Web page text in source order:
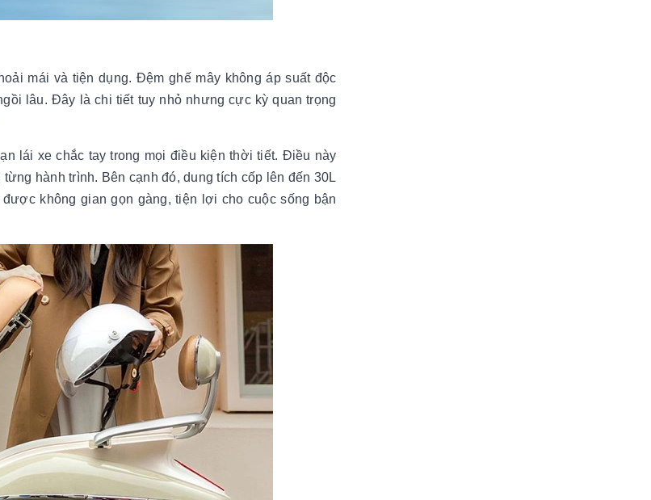
mái và tiện dụng. Đệm ghế mây không áp suất độc
lâu. Đây là chi tiết tuy nhỏ nhưng cực kỳ quan trọng
lái xe chắc tay trong mọi điều kiện thời tiết. Điều này
hành trình. Bên cạnh đó, dung tích cốp lên đến 30L
không gian gọn gàng, tiện lợi cho cuộc sống bận